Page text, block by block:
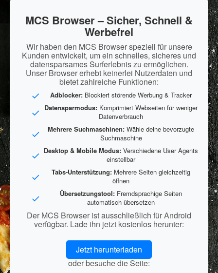
MCS Browser – Sicher, Schnell &
Werbefrei
Wir haben den MCS Browser speziell für unsere
Kunden entwickelt, um ein schnelles, sicheres und
datensparsames Surferlebnis zu ermöglichen.
Unser Browser erhebt keinerlei Nutzerdaten und
bietet zahlreiche Funktionen:
Adblocker: Blockiert störende Werbung & Tracker
Datensparmodus: Komprimiert Webseiten für weniger
Datenverbrauch
Mehrere Suchmaschinen: Wähle deine bevorzugte
Suchmaschine
Desktop & Mobile Modus: Verschiedene User Agents
einstellbar
Tabs-Unterstützung: Mehrere Seiten gleichzeitig
öffnen
Übersetzungstool: Fremdsprachige Seiten
automatisch übersetzen
Der MCS Browser ist ausschließlich für Android
verfügbar. Lade ihn jetzt kostenlos herunter:
Jetzt herunterladen
oder besuche die Seite: